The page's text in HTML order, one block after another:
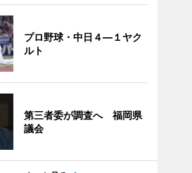
プロ野球・中日４―１ヤク
ルト
第三者委が調査へ 福岡県
議会